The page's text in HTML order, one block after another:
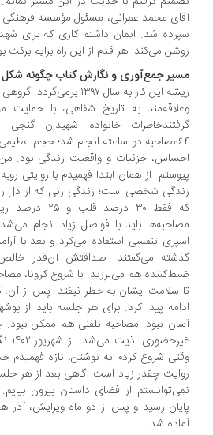
محمد عمرانی، مسئول مؤسسه فرهنگی
شد. ایمان داشتم کاری که برای شهدا
می‌کند. هر قدم از این راه برایم برکت بود.
جمع‌آوری و نگارش کتاب چگونه شکل گرفت؟
ریشه این کار به سال ۱۳۹۷ برمی‌گردد.
به تاریخ شفاهی، با حمایت مؤسسه
خانواده شهیدان گنجی
۶۴مصاحبه دو ساعته انجام شد؛ حجم عظیمی از
جزئیات و واقعیت زندگی بود. من از
از همان ابتدا فهمیدم با روایتی روبه‌رو
شخصی است؛ زندگی زنی که از دل رنج،
که فقط ۳۰ درصد قلب و ۲۵
باید با فواصل زیاد انجام می‌شد. هر
تنفسی استفاده می‌کرد و بعد با آرامش و
می‌گفتند. صداقتش آن‌قدر خالص بود
هم می‌لرزید. با شروع کرونا،
سلامت ایشان به خطر نیفتد. پس از آن، کار
پیدا کرد. برای هر جلسه باید از بوشهر به
نبود. مصاحبه تلفنی هم ممکن نبود. چون
غیرحضوری اذیت می‌شد.
شروع کردم به نوشتن، تازه فهمیدم حجم
چقدر زیاد است. گاهی بعد از هر جلسه
رسید و پس از دو ماه ویرایش، آذر همان
شد.